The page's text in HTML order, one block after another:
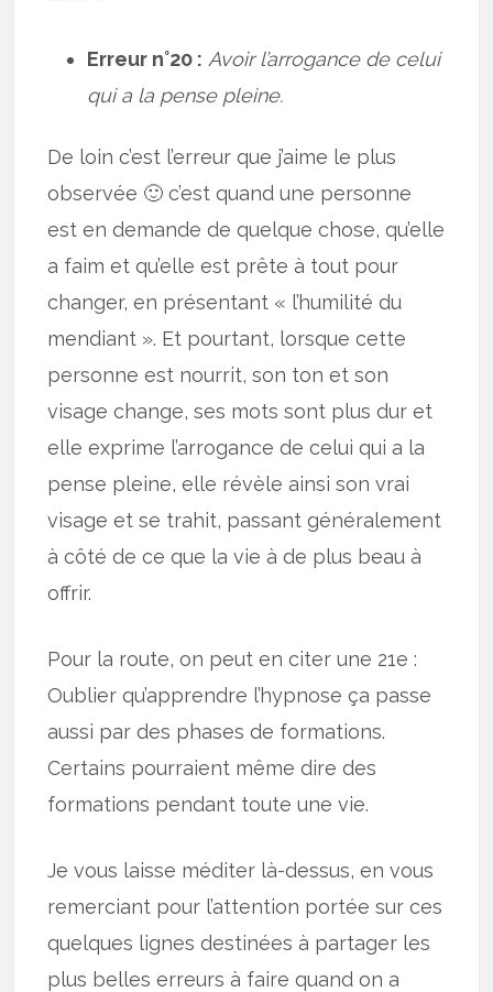
Erreur n°20 : Avoir l’arrogance de celui
qui a la pense pleine.
De loin c’est l’erreur que j’aime le plus
observée 🙂 c’est quand une personne
est en demande de quelque chose, qu’elle
a faim et qu’elle est prête à tout pour
changer, en présentant « l’humilité du
mendiant ». Et pourtant, lorsque cette
personne est nourrit, son ton et son
visage change, ses mots sont plus dur et
elle exprime l’arrogance de celui qui a la
pense pleine, elle révèle ainsi son vrai
visage et se trahit, passant généralement
à côté de ce que la vie à de plus beau à
offrir.
Pour la route, on peut en citer une 21e :
Oublier qu’apprendre l’hypnose ça passe
aussi par des phases de formations.
Certains pourraient même dire des
formations pendant toute une vie.
Je vous laisse méditer là-dessus, en vous
remerciant pour l’attention portée sur ces
quelques lignes destinées à partager les
plus belles erreurs à faire quand on a